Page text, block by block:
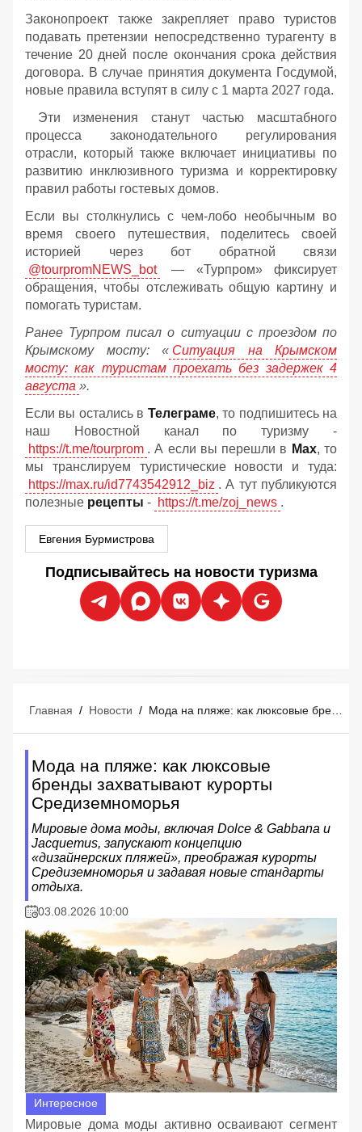
Законопроект также закрепляет право туристов
подавать претензии непосредственно турагенту в
течение 20 дней после окончания срока действия
договора. В случае принятия документа Госдумой,
новые правила вступят в силу с 1 марта 2027 года.
Эти изменения станут частью масштабного
процесса законодательного регулирования
отрасли, который также включает инициативы по
развитию инклюзивного туризма и корректировку
правил работы гостевых домов.
Если вы столкнулись с чем-лобо необычным во
время своего путешествия, поделитесь своей
историей через бот обратной связи
@tourpromNEWS_bot
— «Турпром» фиксирует
обращения, чтобы отслеживать общую картину и
помогать туристам.
Ранее Турпром писал о ситуации с проездом по
Крымскому мосту: « Ситуация на Крымском
мосту: как туристам проехать без задержек 4
августа ».
Если вы остались в Телеграме, то подпишитесь на
наш Новостной канал по туризму -
https://t.me/tourprom . А если вы перешли в Мах, то
мы транслируем туристические новости и туда:
https://max.ru/id7743542912_biz . А тут публикуются
полезные рецепты - https://t.me/zoj_news .
Евгения Бурмистрова
Подписывайтесь на новости туризма
Главная / Новости / Мода на пляже: как люксовые бренды захватывают курорты Средиземноморья
Мода на пляже: как люксовые
бренды захватывают курорты
Средиземноморья
Мировые дома моды, включая Dolce & Gabbana и
Jacquemus, запускают концепцию
«дизайнерских пляжей», преображая курорты
Средиземноморья и задавая новые стандарты
отдыха.
03.08.2026 10:00
Интересное
Мировые дома моды активно осваивают сегмент